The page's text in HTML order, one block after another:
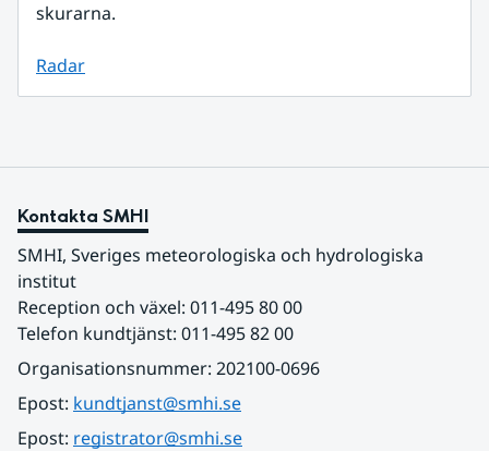
skurarna.
Radar
Kontakta SMHI
SMHI, Sveriges meteorologiska och hydrologiska
institut
Reception och växel: 011-495 80 00
Telefon kundtjänst: 011-495 82 00
Organisationsnummer: 202100-0696
Epost: kundtjanst@smhi.se
Epost: registrator@smhi.se